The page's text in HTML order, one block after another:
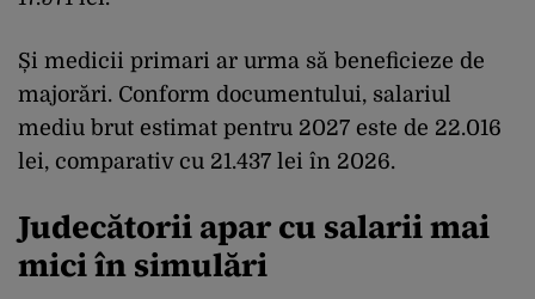
Și medicii primari ar urma să beneficieze de
majorări. Conform documentului, salariul
mediu brut estimat pentru 2027 este de 22.016
lei, comparativ cu 21.437 lei în 2026.
Judecătorii apar cu salarii mai
mici în simulări